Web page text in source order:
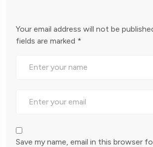
Your email address will not be
fields are marked *
Save my name, email in this browser